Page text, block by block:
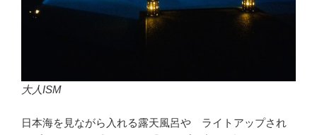
大人ISM
日本海を見ながら入れる露天風呂や ライトアップされ